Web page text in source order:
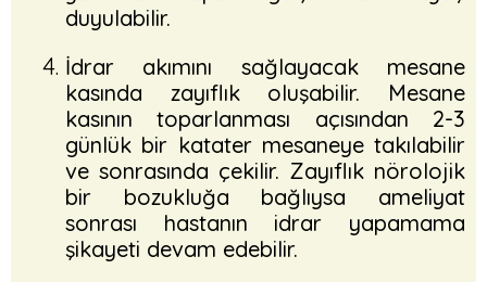
duyulabilir.
İdrar akımını sağlayacak mesane
kasında zayıflık oluşabilir. Mesane
kasının toparlanması açısından 2-3
günlük bir katater mesaneye takılabilir
ve sonrasında çekilir. Zayıflık nörolojik
bir bozukluğa bağlıysa ameliyat
sonrası hastanın idrar yapamama
şikayeti devam edebilir.